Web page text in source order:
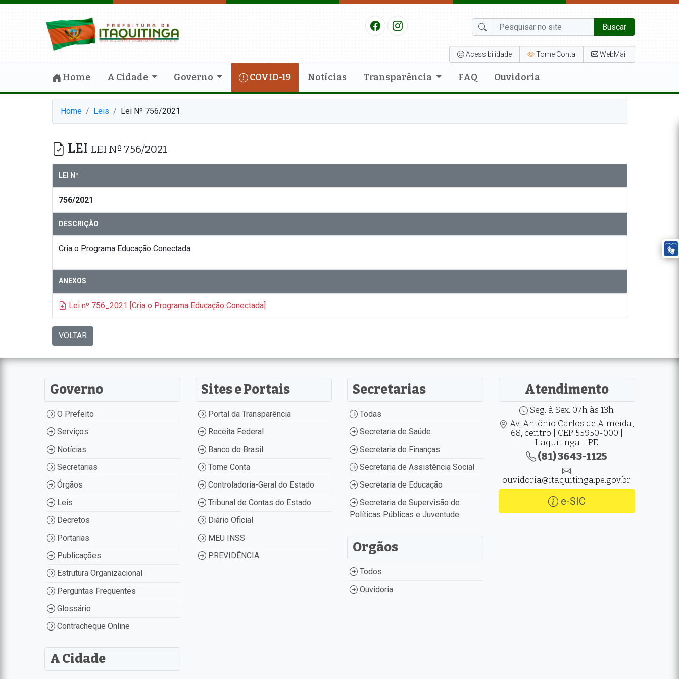
Buscar
Acessibilidade Tome Conta WebMail
Home A Cidade Governo COVID-19 Notícias Transparência FAQ Ouvidoria
Home Leis Lei Nº 756/2021
LEI LEI Nº 756/2021
LEI Nº
756/2021
DESCRIÇÃO
Cria o Programa Educação Conectada
ANEXOS
Lei nº 756_2021 [Cria o Programa Educação Conectada]
VOLTAR
Governo
O Prefeito
Serviços
Notícias
Secretarias
Órgãos
Leis
Decretos
Portarias
Publicações
Estrutura Organizacional
Perguntas Frequentes
Glossário
Contracheque Online
A Cidade
Sites e Portais
Portal da Transparência
Receita Federal
Banco do Brasil
Tome Conta
Controladoria-Geral do Estado
Tribunal de Contas do Estado
Diário Oficial
MEU INSS
PREVIDÊNCIA
Secretarias
Todas
Secretaria de Saúde
Secretaria de Finanças
Secretaria de Assistência Social
Secretaria de Educação
Secretaria de Supervisão de
Políticas Públicas e Juventude
Orgãos
Todos
Ouvidoria
Atendimento
Seg. à Sex. 07h às 13h
Av. Antônio Carlos de Almeida,
68, centro | CEP 55950-000 |
Itaquitinga - PE
(81) 3643-1125
ouvidoria@itaquitinga.pe.gov.br
e-SIC